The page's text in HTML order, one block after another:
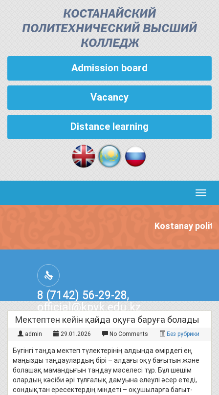
КОСТАНАЙСКИЙ
ПОЛИТЕХНИЧЕСКИЙ ВЫСШИЙ
КОЛЛЕДЖ
Admission board
Vacancy
Distance learning
Kostanay
8 (7142) 56-29-28,
official@kpvk.edu.kz
г.Костанай, Проспект Кобыланды
Батыра, 3
Мектептен кейін қайда оқуға баруға болады
admin 29.01.2026 No Comments Без рубрики
Бүгінгі таңда мектеп түлектерінің алдында өмірдегі ең
маңызды таңдаулардың бірі – алдағы оқу бағытын және
болашақ мамандығын таңдау мәселесі тұр. Бұл шешім
олардың кәсіби әрі тұлғалық дамуына елеулі әсер етеді,
сондықтан ересектердің міндеті – оқушыларға бағыт-